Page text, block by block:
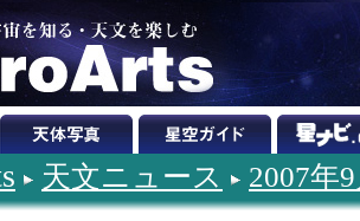
天文ニュース 2007年